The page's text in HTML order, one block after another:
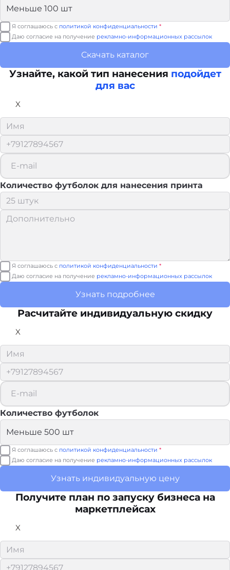
Я соглашаюсь с политикой конфиденциальности *
Даю согласие на получение рекламно-информационных рассылок
Скачать каталог
Узнайте, какой тип нанесения подойдет
для вас
X
Количество футболок для нанесения принта
Я соглашаюсь с политикой конфиденциальности *
Даю согласие на получение рекламно-информационных рассылок
Узнать подробнее
Расчитайте индивидуальную скидку
X
Количество футболок
Я соглашаюсь с политикой конфиденциальности *
Даю согласие на получение рекламно-информационных рассылок
Узнать индивидуальную цену
Получите план по запуску бизнеса на
маркетплейсах
X